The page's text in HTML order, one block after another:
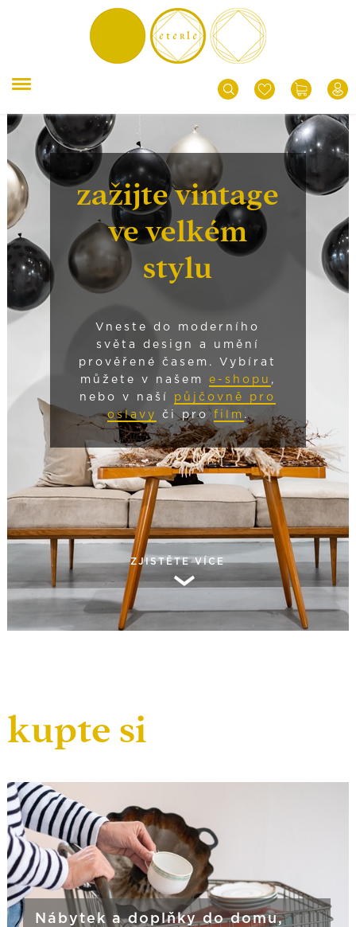
zažijte vintage
ve velkém
stylu
Vneste do moderního
světa design a umění
prověřené časem. Vybírat
můžete v našem e-shopu ,
nebo v naší půjčovně pro
oslavy
či pro film .
ZJISTĚTE VÍCE
›
kupte si
Nábytek a doplňky do domu,